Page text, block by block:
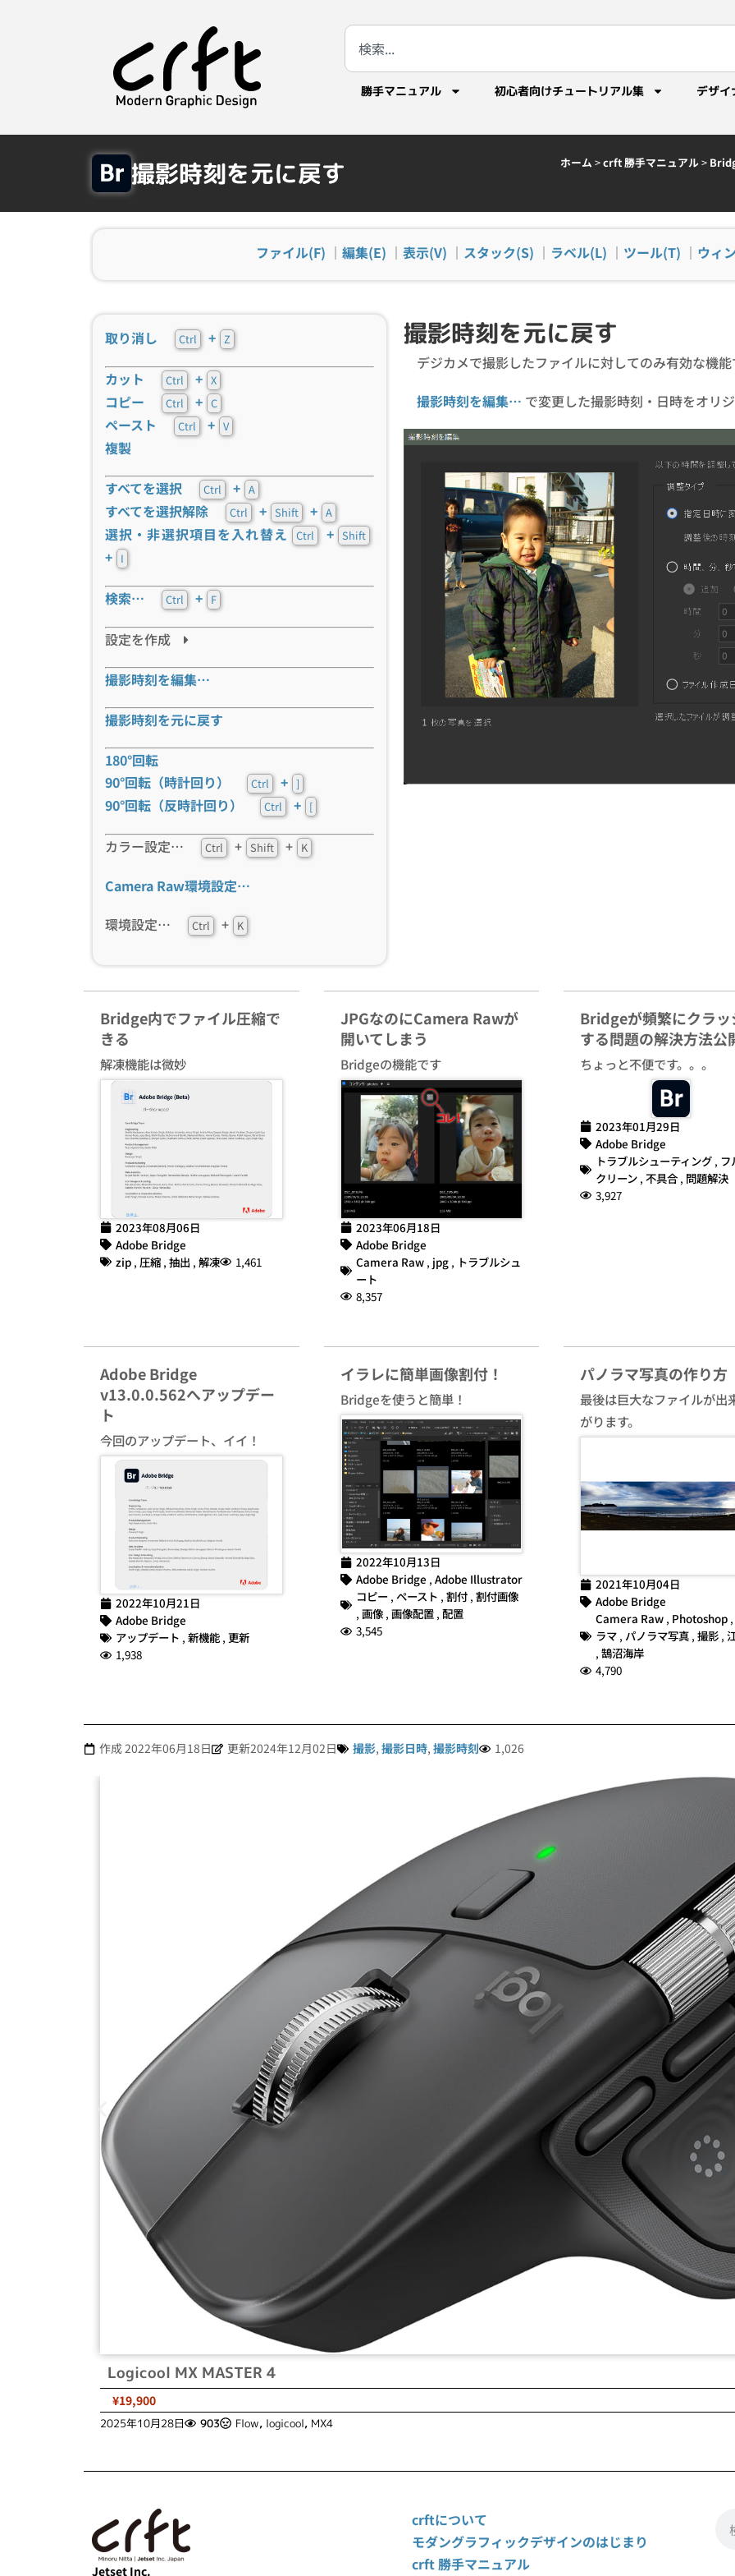
勝手マニュアル 初心者向けチュートリアル集 デザイ
撮影時刻を元に戻す ホーム >crft 勝手マニュアル>
ファイル(F) ｜ 編集(E) ｜ 表示(V) ｜ スタック(S) ｜ ラベル(L) ｜ ツール(T) ｜ ウィ
取り消し Ctrl + Z
カット Ctrl + X
コピー Ctrl + C
ペースト Ctrl + V
複製
すべてを選択 Ctrl + A
すべてを選択解除 Ctrl + Shift + A
選択・非選択項目を入れ替え Ctrl + Shift
+ I
検索… Ctrl + F
設定を作成
撮影時刻を編集…
撮影時刻を元に戻す
180°回転
90°回転（時計回り）
Ctrl + ]
90°回転（反時計回り） Ctrl + [
カラー設定… Ctrl + Shift + K
Camera Raw環境設定…
環境設定…
Ctrl + K
撮影時刻を元に戻す
デジカメで撮影したファイルに対してのみ有効な機能
撮影時刻を編集… で変更した撮影時刻・日時をオリ
Bridge内でファイル圧縮で
きる
解凍機能は微妙
2023年08月06日
Adobe Bridge
zip , 圧縮 , 抽出 , 解凍 1,461
JPGなのにCamera Rawが
開いてしまう
Bridgeの機能です
2023年06月18日
Adobe Bridge
Camera Raw, jpg, トラブルシュ
ート
8,357
Bridgeが頻繁にクラッ
する問題の解決方法公
ちょっと不便です。。。
2023年01月29日
Adobe Bridge
トラブルシューティング , フ
クリーン , 不具合 , 問題解決
3,927
Adobe Bridge
v13.0.0.562へアップデー
ト
今回のアップデート、イイ！
2022年10月21日
Adobe Bridge
アップデート , 新機能 , 更新
1,938
イラレに簡単画像割付！
Bridgeを使うと簡単！
2022年10月13日
Adobe Bridge , Adobe Illustrator
コピー, ペースト , 割付, 割付画像
, 画像, 画像配置, 配置
3,545
パノラマ写真の作り方
最後は巨大なファイルが出
がります。
2021年10月04日
Adobe Bridge
Camera Raw , Photoshop ,
ラマ , パノラマ写真 , 撮影 ,
, 鵠沼海岸
4,790
作成2022年06月18日 更新2024年12月02日 撮影, 撮影日時, 撮影時刻 1,026
Logicool MX MASTER 4
¥19,900
2025年10月28日 903 Flow, logicool, MX4
Jetset Inc.
crftについて
モダングラフィックデザインのはじまり
crft 勝手マニュアル